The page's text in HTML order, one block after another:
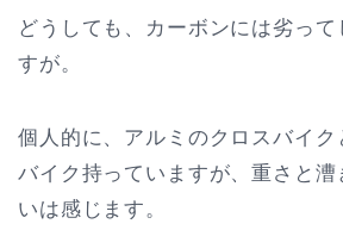
どうしても、カーボンには劣って
すが。
個人的に、アルミのクロスバイク
バイク持っていますが、重さと漕
いは感じます。